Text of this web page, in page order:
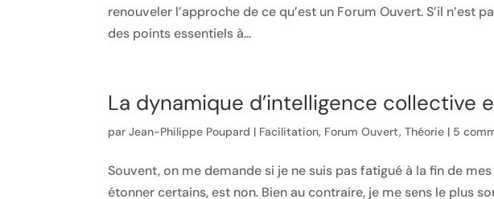
renouveler l’approche de ce qu’est un Forum Ouvert. S’il n’est
des points essentiels à...
La dynamique d’intelligence collective
parJean-Philippe Poupard | Facilitation, Forum Ouvert,Théorie | 5
Souvent, on me demande si je ne suis pas fatigué à la fin de
étonner certains, est non. Bien au contraire, je me sens le plus